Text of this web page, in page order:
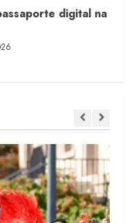
digital na
bilhões em